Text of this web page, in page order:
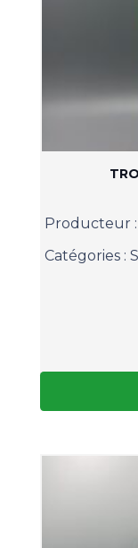
Producteur :
Catégories :